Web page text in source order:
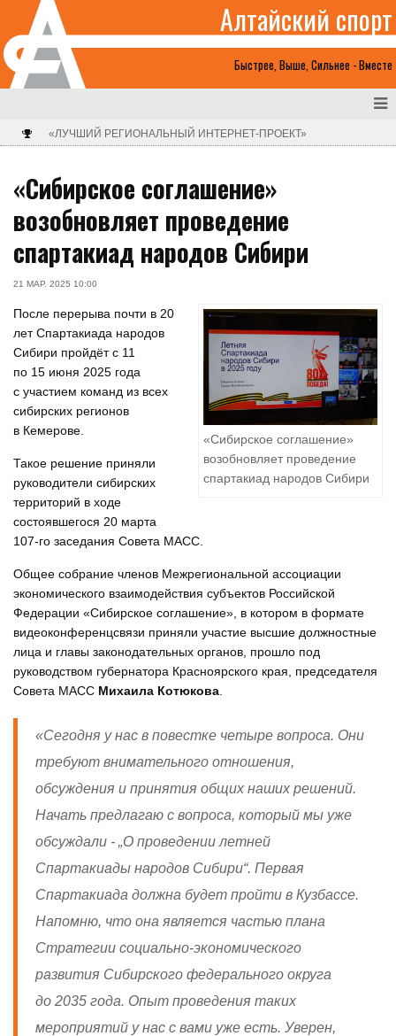
Быстрее, Выше, Сильнее - Вместе
Алтайский спорт
«ЛУЧШИЙ РЕГИОНАЛЬНЫЙ ИНТЕРНЕТ-ПРОЕКТ»
«Сибирское соглашение»
возобновляет проведение
спартакиад народов Сибири
21 МАР. 2025 10:00
«Сибирское соглашение»
возобновляет проведение
спартакиад народов Сибири
После перерыва почти в 20
лет Спартакиада народов
Сибири пройдёт с 11
по 15 июня 2025 года
с участием команд из всех
сибирских регионов
в Кемерове.
Такое решение приняли
руководители сибирских
территорий в ходе
состоявшегося 20 марта
107-го заседания Совета МАСС.
Общее собрание членов Межрегиональной ассоциации
экономического взаимодействия субъектов Российской
Федерации «Сибирское соглашение», в котором в формате
видеоконференцсвязи приняли участие высшие должностные
лица и главы законодательных органов, прошло под
руководством губернатора Красноярского края, председателя
Совета МАСС Михаила Котюкова
«Сегодня у нас в повестке четыре вопроса. Они
требуют внимательного отношения,
обсуждения и принятия общих наших решений.
Начать предлагаю с вопроса, который мы уже
обсуждали - „О проведении летней
Спартакиады народов Сибири“. Первая
Спартакиада должна будет пройти в Кузбассе.
Напомню, что она является частью плана
Стратегии социально-экономического
развития Сибирского федерального округа
до 2035 года. Опыт проведения таких
мероприятий у нас с вами уже есть. Уверен,